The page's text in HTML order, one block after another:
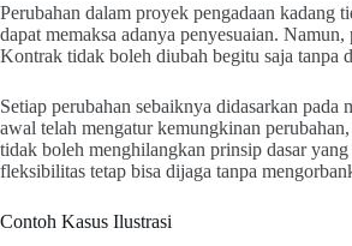
Perubahan dalam proyek pengadaan kadang
dapat memaksa adanya penyesuaian.
Kontrak tidak boleh diubah begitu saja tanpa
Setiap perubahan sebaiknya didasarkan
awal telah mengatur kemungkinan
tidak boleh menghilangkan prinsip dasar
fleksibilitas tetap bisa dijaga tanpa
Contoh Kasus Ilustrasi